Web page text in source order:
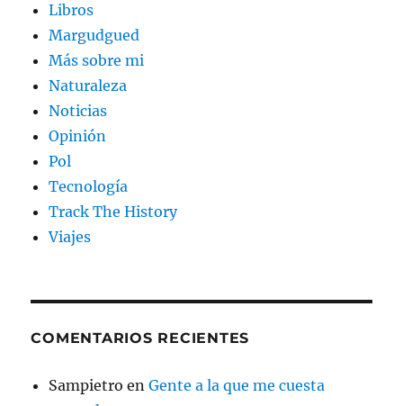
Libros
Margudgued
Más sobre mi
Naturaleza
Noticias
Opinión
Pol
Tecnología
Track The History
Viajes
COMENTARIOS RECIENTES
Sampietro enGente a la que me cuesta